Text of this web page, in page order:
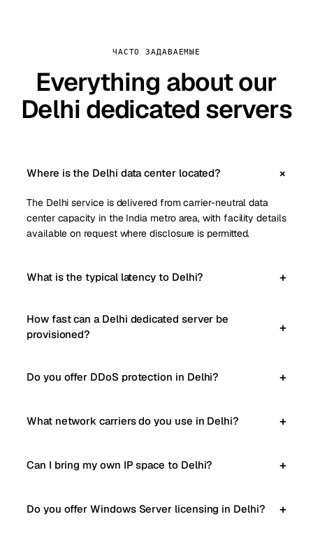
ЧАСТО ЗАДАВАЕМЫЕ
Everything about our
Delhi dedicated servers
Where is the Delhi data center located?
The Delhi service is delivered from carrier-neutral data
center capacity in the India metro area, with facility details
available on request where disclosure is permitted.
What is the typical latency to Delhi?
How fast can a Delhi dedicated server be
provisioned?
Do you offer DDoS protection in Delhi?
What network carriers do you use in Delhi?
Can I bring my own IP space to Delhi?
Do you offer Windows Server licensing in Delhi?